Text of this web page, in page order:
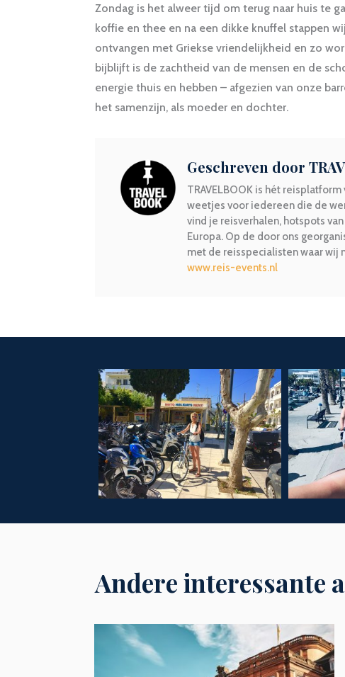
Zondag is het alweer tijd om terug naar huis te
koffie en thee en na een dikke knuffel stappen
ontvangen met Griekse vriendelijkheid en zo
bijblijft is de zachtheid van de mensen en de
energie thuis en hebben – afgezien van onze
het samenzijn, als moeder en dochter.
Geschreven door
TRAVELBOOK is hét
weetjes voor iedereen die de
vind je reisverhalen, hotspots
Europa. Op de door ons
met de reisspecialisten waar wij
www.reis-events.nl
Andere interessante